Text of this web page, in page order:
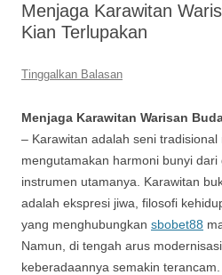
Menjaga Karawitan
Kian Terlupakan
Tinggalkan Balasan
Menjaga Karawitan Warisan
– Karawitan adalah seni
mengutamakan harmoni bunyi
instrumen utamanya. Karawitan
adalah ekspresi jiwa, filosofi
yang menghubungkan sbobet88
Namun, di tengah arus
keberadaannya semakin terancam.